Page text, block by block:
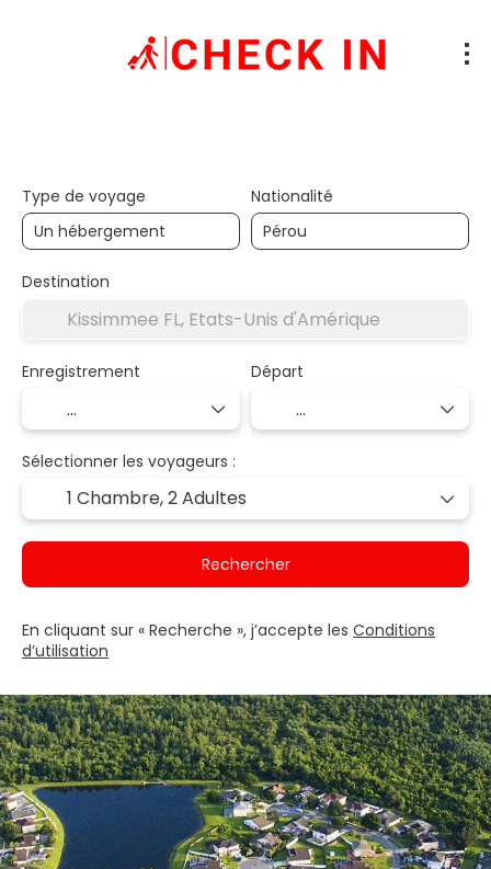
Type de voyage Nationalité
Destination
Enregistrement Départ
Sélectionner les voyageurs :
1 Chambre,2 Adultes
Rechercher
En cliquant sur « Recherche », j’accepte les Conditions
d’utilisation